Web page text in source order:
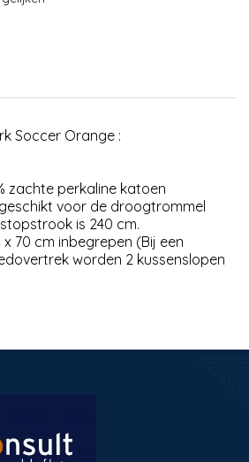
Soccer Orange :
zachte perkaline katoen
voor de droogtrommel
is 240 cm.
70 cm inbegrepen (Bij een
worden 2 kussenslopen